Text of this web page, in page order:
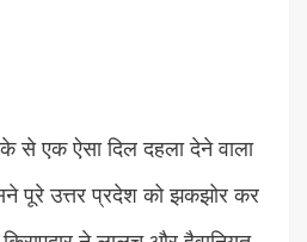
से एक ऐसा दिल दहला देने वाला
पूरे उत्तर प्रदेश को झकझोर कर